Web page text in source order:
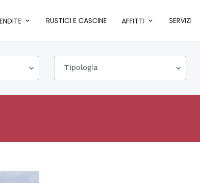
RUSTICI E CASCINE AFFITTI SERVIZI
Tipologia